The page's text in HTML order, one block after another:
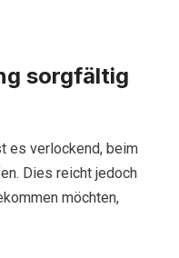
sorgfältig
es verlockend, beim
Dies reicht jedoch
möchten,